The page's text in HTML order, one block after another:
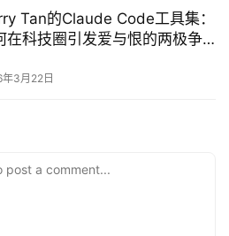
Tan的Claude Code工具集：
在科技圈引发爱与恨的两极争
3月22日
post a comment...